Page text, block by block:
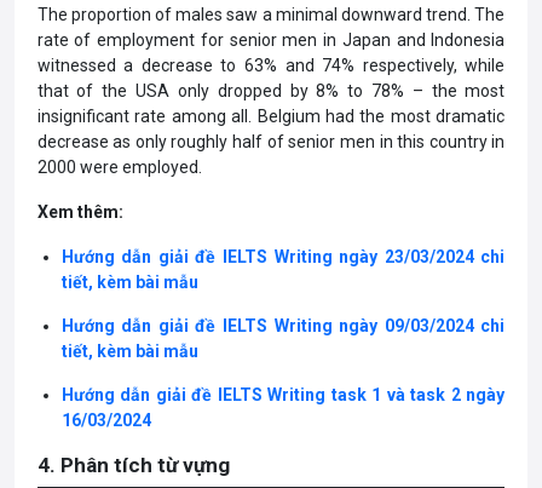
The proportion of males saw a minimal downward trend. The
rate of employment for senior men in Japan and Indonesia
witnessed a decrease to 63% and 74% respectively, while
that of the USA only dropped by 8% to 78% – the most
insignificant rate among all. Belgium had the most dramatic
decrease as only roughly half of senior men in this country in
2000 were employed.
Xem thêm:
Hướng dẫn giải đề IELTS Writing ngày 23/03/2024 chi
tiết, kèm bài mẫu
Hướng dẫn giải đề IELTS Writing ngày 09/03/2024 chi
tiết, kèm bài mẫu
Hướng dẫn giải đề IELTS Writing task 1 và task 2 ngày
16/03/2024
4. Phân tích từ vựng